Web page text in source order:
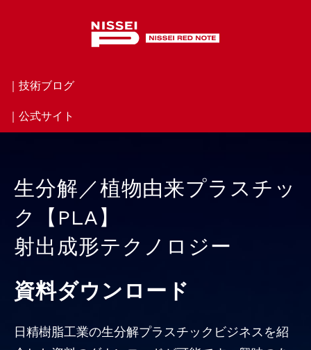
｜技術ブログ
｜公式サイト
生分解／植物由来プラスチッ
ク【PLA】
射出成形テクノロジー
資料ダウンロード
日精樹脂工業の生分解プラスチックビジネスを紹